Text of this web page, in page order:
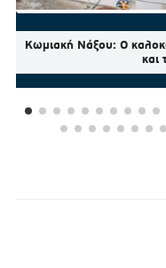
Κωμιακή Νάξου: Ο
και